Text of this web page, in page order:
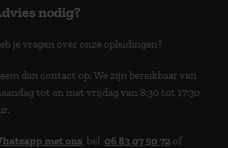
nodig?
je vragen over onze opleidingen?
dan contact op. We zijn bereikbaar van
tot en met vrijdag van 8:30 tot 17:30
met ons, bel 06 83 07 50 72 of